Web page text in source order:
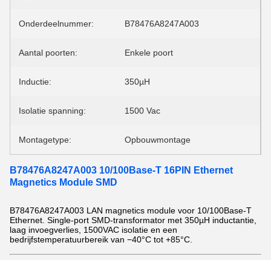
Onderdeelnummer: B78476A8247A003
Aantal poorten: Enkele poort
Inductie: 350µH
Isolatie spanning: 1500 Vac
Montagetype: Opbouwmontage
B78476A8247A003 10/100Base-T 16PIN Ethernet
Magnetics Module SMD
B78476A8247A003 LAN magnetics module voor 10/100Base-T
Ethernet. Single-port SMD-transformator met 350µH inductantie,
laag invoegverlies, 1500VAC isolatie en een
bedrijfstemperatuurbereik van −40°C tot +85°C.